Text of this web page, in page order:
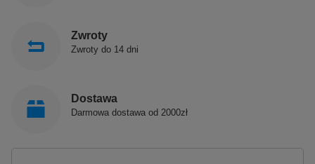
Zwroty
Zwroty do 14 dni
Dostawa
Darmowa dostawa od 2000zł